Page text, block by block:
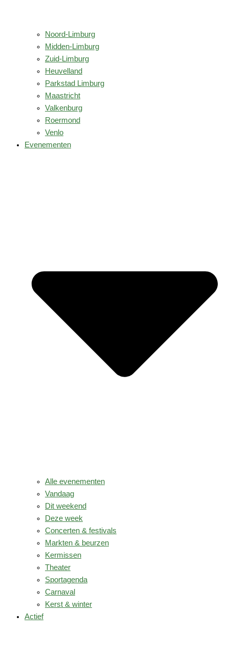
Noord-Limburg
Midden-Limburg
Zuid-Limburg
Heuvelland
Parkstad Limburg
Maastricht
Valkenburg
Roermond
Venlo
Evenementen
Alle evenementen
Vandaag
Dit weekend
Deze week
Concerten & festivals
Markten & beurzen
Kermissen
Theater
Sportagenda
Carnaval
Kerst & winter
Actief